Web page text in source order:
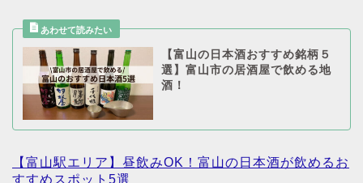
【富山の日本酒おすすめ銘柄５
選】富山市の居酒屋で飲める地
酒！
【富山駅エリア】昼飲みOK！富山の日本酒が飲めるお
すすめスポット5選